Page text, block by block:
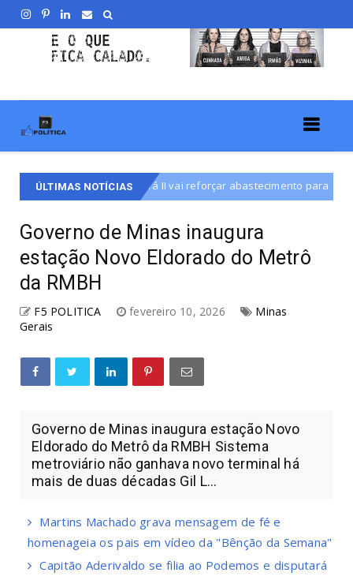
ÚLTIMAS NOTÍCIAS
Guará II vai reforçar abastecimento para 180 mil moradores
Governo de Minas inaugura
estação Novo Eldorado do Metrô
da RMBH
F5 POLITICA fevereiro 10, 2026
Minas
Gerais
Governo de Minas inaugura estação Novo
Eldorado do Metrô da RMBH Sistema
metroviário não ganhava novo terminal há
mais de duas décadas Gil L...
Martins Machado grava mensagem de fé e
homenageia os pais em vídeo da "Bênção da Semana"
Capitão Aderivaldo se filia ao Podemos e disputará